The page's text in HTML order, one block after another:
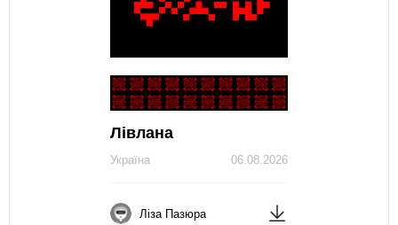
Лівлана
06.08.2026
Україна
Ліза Пазюра